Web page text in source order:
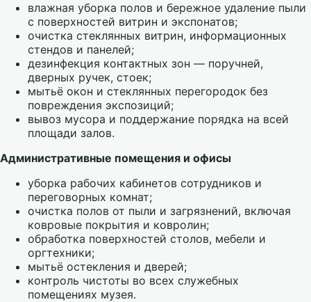
влажная уборка полов и бережное удаление пыли
с поверхностей витрин и экспонатов;
очистка стеклянных витрин, информационных
стендов и панелей;
дезинфекция контактных зон — поручней,
дверных ручек, стоек;
мытьё окон и стеклянных перегородок без
повреждения экспозиций;
вывоз мусора и поддержание порядка на всей
площади залов.
Административные помещения и офисы
уборка рабочих кабинетов сотрудников и
переговорных комнат;
очистка полов от пыли и загрязнений, включая
ковровые покрытия и ковролин;
обработка поверхностей столов, мебели и
оргтехники;
мытьё остекления и дверей;
контроль чистоты во всех служебных
помещениях музея.